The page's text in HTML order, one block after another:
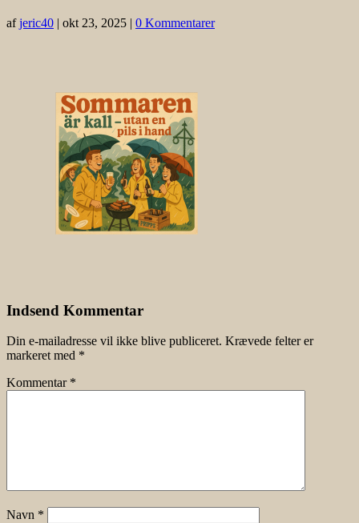
afjeric40 | okt 23, 2025 | 0 Kommentarer
Indsend Kommentar
Din e-mailadresse vil ikke blive publiceret. Krævede felter er
markeret med *
Kommentar *
Navn *